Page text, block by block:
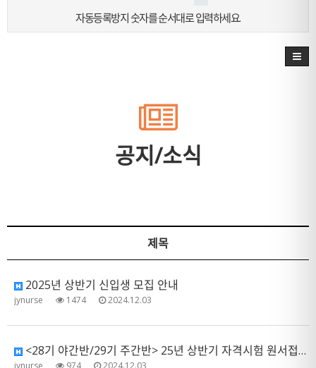
자동등록방지 숫자를 순서대로 입력하세요.
공지/소식
제목
2025년 상반기 신입생 모집 안내
jynurse 1474 2024.12.03
<28기 야간반/29기 주간반> 25년 상반기 자격시험 원서접수 관련 제출 서류 안내